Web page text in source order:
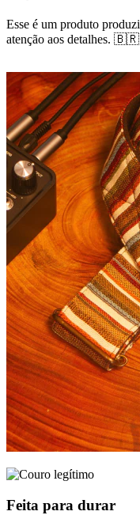
Esse é um produto
atenção aos detalhes.
Feita para durar